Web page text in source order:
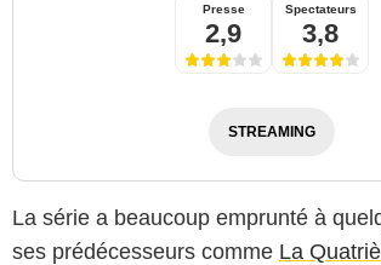
Presse
2,9
Spectateurs
3,8
STREAMING
La série a beaucoup emprunté à
ses prédécesseurs comme La